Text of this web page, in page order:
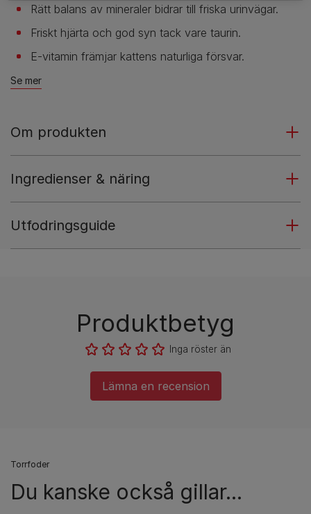
Rätt balans av mineraler bidrar till friska urinvägar.
Friskt hjärta och god syn tack vare taurin.
E-vitamin främjar kattens naturliga försvar.
Se mer
Om produkten
Ingredienser & näring
Utfodringsguide
Produktbetyg
Inga röster än
Lämna en recension
Torrfoder
Du kanske också gillar...